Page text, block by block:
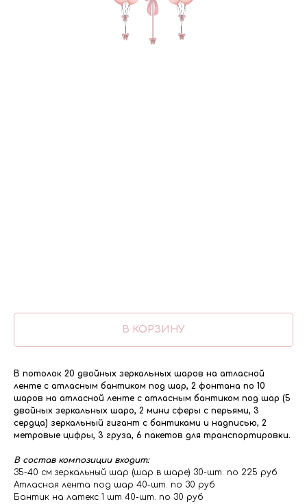
В КОРЗИНУ
В потолок 20 двойных зеркальных шаров на атласной
ленте с атласным бантиком под шар, 2 фонтана по 10
шаров на атласной ленте с атласным бантиком под шар (5
двойных зеркальных шаро, 2 мини сферы с перьями, 3
сердца) зеркальный гигант с бантиками и надписью, 2
метровые цифры, 3 груза, 6 пакетов для транспортировки.
В состав композиции входит:
35-40 см зеркальный шар (шар в шаре) 30-шт. по 225 руб
Атласная лента под шар 40-шт. по 30 руб
Бантик на латекс 1 шт 40-шт. по 30 руб